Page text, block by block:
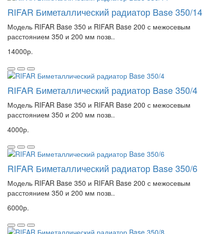
RIFAR Биметаллический радиатор Base 350/14
Модель RIFAR Base 350 и RIFAR Base 200 с межосевым
расстоянием 350 и 200 мм позв..
14000р.
RIFAR Биметаллический радиатор Base 350/4
Модель RIFAR Base 350 и RIFAR Base 200 с межосевым
расстоянием 350 и 200 мм позв..
4000р.
RIFAR Биметаллический радиатор Base 350/6
Модель RIFAR Base 350 и RIFAR Base 200 с межосевым
расстоянием 350 и 200 мм позв..
6000р.